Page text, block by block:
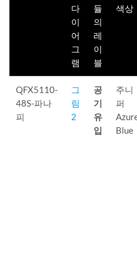
다
이
어
그
램
듈
의
레
이
블
색상
QFX5110-
48S-파나
피
그
림
2
공
기
유
입
주니
퍼
Blue